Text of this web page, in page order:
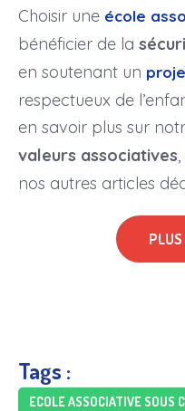
Choisir une école
bénéficier de la
en soutenant un
respectueux de
en savoir plus sur
valeurs associatives,
nos autres articles
PLUS
Tags :
ECOLE ASSOCIATIVE SOUS